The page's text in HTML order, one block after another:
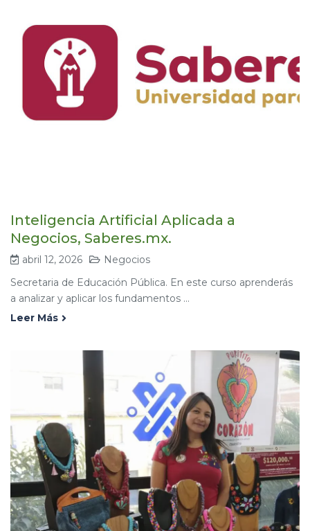
Inteligencia Artificial Aplicada a
Negocios, Saberes.mx.
abril 12, 2026
Negocios
Secretaria de Educación Pública. En este curso aprenderás
a analizar y aplicar los fundamentos ...
Leer Más